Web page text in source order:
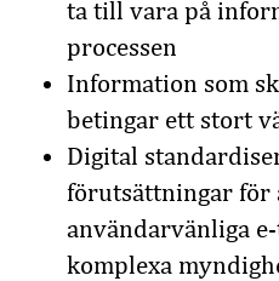
ta till vara på
processen
Information som
betingar ett stort
Digital
förutsättningar för
användarvänliga
komplexa